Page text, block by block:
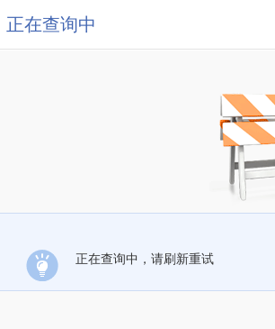
正在查询中
正在查询中，请刷新重试